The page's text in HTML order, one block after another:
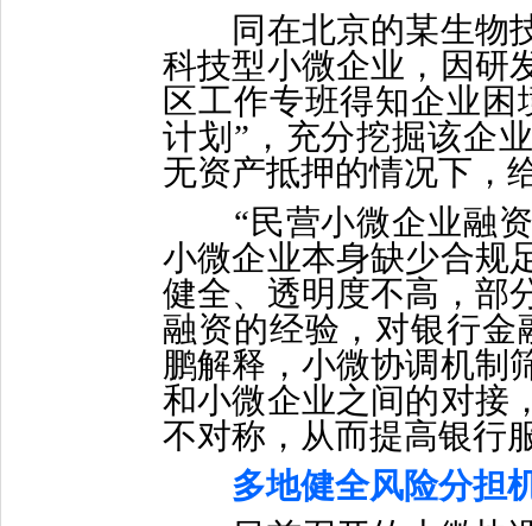
同在北京的某生物技
科技型小微企业，因研
区工作专班得知企业
计划”，充分挖掘该企
无资产抵押的情况下，
“民营小微企业融资
小微企业本身缺少合规
健全、透明度不高，部
融资的经验，对银行金
鹏解释，小微协调机制
和小微企业之间的对接
不对称，从而提高银行
多地健全风险分担